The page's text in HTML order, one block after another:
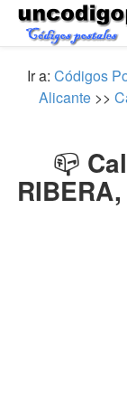
Ir a: Códigos
Alicante >>
📪